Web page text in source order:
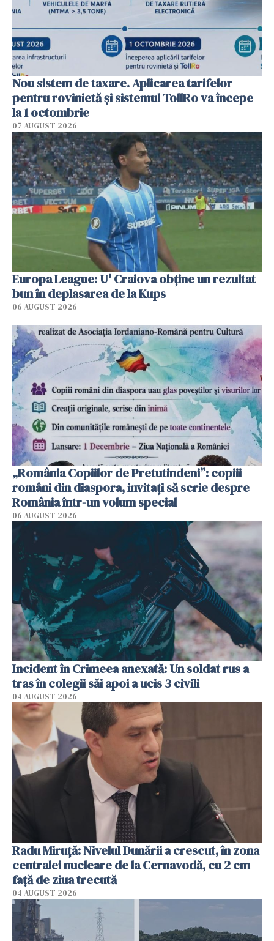
Nou sistem de taxare. Aplicarea tarifelor
pentru rovinietă şi sistemul TollRo va începe
la 1 octombrie
07 AUGUST 2026
Europa League: U' Craiova obține un rezultat
bun în deplasarea de la Kups
06 AUGUST 2026
„România Copiilor de Pretutindeni”: copiii
români din diaspora, invitați să scrie despre
România într-un volum special
06 AUGUST 2026
Incident în Crimeea anexată: Un soldat rus a
tras în colegii săi apoi a ucis 3 civili
04 AUGUST 2026
Radu Miruţă: Nivelul Dunării a crescut, în zona
centralei nucleare de la Cernavodă, cu 2 cm
faţă de ziua trecută
04 AUGUST 2026